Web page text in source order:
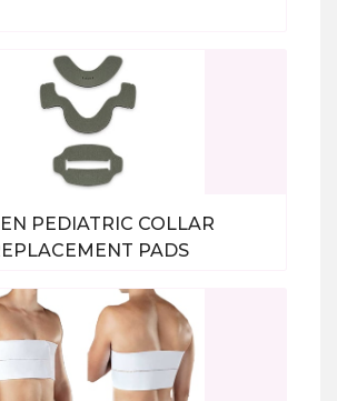
Bekijk alle producten
PEDIATRIC COLLAR
PADS
Bekijk alle producten